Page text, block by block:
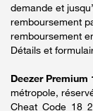
demande et
remboursement
remboursement
Détails et
Deezer Premium
métropole,